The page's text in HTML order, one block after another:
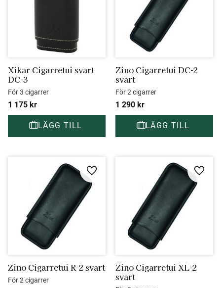
Xikar Cigarretui svart
DC-3
För 3 cigarrer
1 175 kr
Zino Cigarretui DC-2
svart
För 2 cigarrer
1 290 kr
Zino Cigarretui R-2 svart
För 2 cigarrer
Lägg till i favoriter
Zino Cigarretui XL-2
svart
Lägg